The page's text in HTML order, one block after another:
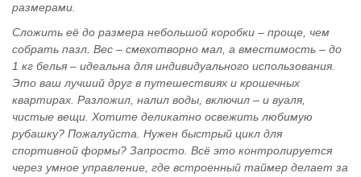
размерами.
Сложить её до размера небольшой коробки – проще, чем
собрать пазл. Вес – смехотворно мал, а вместимость – до
1 кг белья – идеальна для индивидуального использования.
Это ваш лучший друг в путешествиях и крошечных
квартирах. Разложил, налил воды, включил – и вуаля,
чистые вещи. Хотите деликатно освежить любимую
рубашку? Пожалуйста. Нужен быстрый цикл для
спортивной формы? Запросто. Всё это контролируется
через умное управление, где встроенный таймер делает за